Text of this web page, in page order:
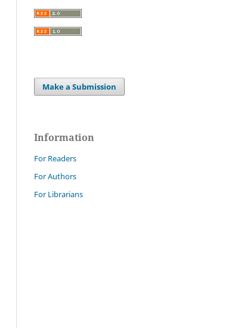
Make a Submission
Information
For Readers
For Authors
For Librarians